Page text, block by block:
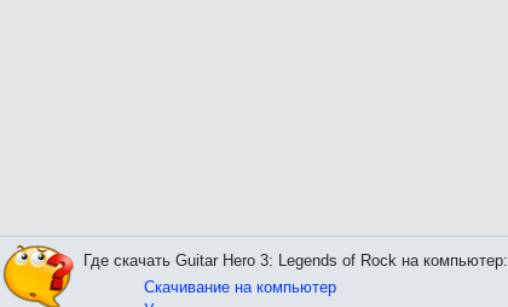
Где скачать Guitar Hero 3: Legends of Rock на компьютер:
Скачивание на компьютер